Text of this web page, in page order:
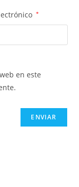
*
en este